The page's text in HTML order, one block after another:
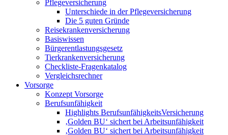
Pflegeversicherung
Unterschiede in der Pflegeversicherung
Die 5 guten Gründe
Reisekrankenversicherung
Basiswissen
Bürgerentlastungsgesetz
Tierkrankenversicherung
Checkliste-Fragenkatalog
Vergleichsrechner
Vorsorge
Konzept Vorsorge
Berufsunfähigkeit
Highlights BerufsunfähigkeitsVersicherung
‚Golden BU‘ sichert bei Arbeitsunfähigkeit
‚Golden BU‘ sichert bei Arbeitsunfähigkeit